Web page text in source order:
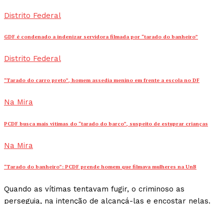
Distrito Federal
GDF é condenado a indenizar servidora filmada por “tarado do banheiro”
Distrito Federal
“Tarado do carro preto”, homem assedia menino em frente a escola no DF
Na Mira
PCDF busca mais vítimas do “tarado do barco”, suspeito de estuprar crianças
Na Mira
“Tarado do banheiro”: PCDF prende homem que filmava mulheres na UnB
Quando as vítimas tentavam fugir, o criminoso as
perseguia, na intenção de alcançá-las e encostar nelas.